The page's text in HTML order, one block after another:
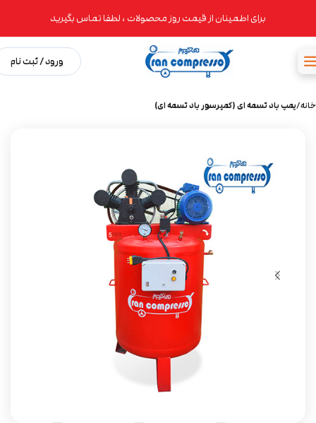
برای اطمینان از قیمت روز محصولات ، لطفا تماس بگیرید
ورود / ثبت نام
خانه پمپ باد تسمه ای (کمپرسور باد تسمه ای)